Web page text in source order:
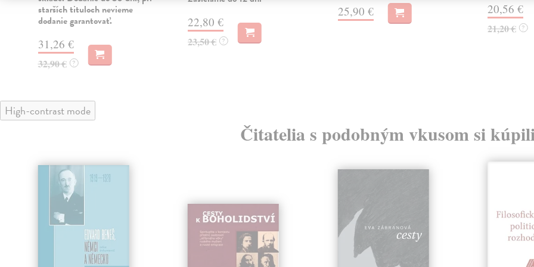
starších tituloch nevieme
dodanie garantovať.
31,26 €
32,90 € ?
22,80 €
23,50 € ?
25,90 € 20,56 €
21,20 € ?
High-contrast mode
Čitatelia s podobným vkusom si